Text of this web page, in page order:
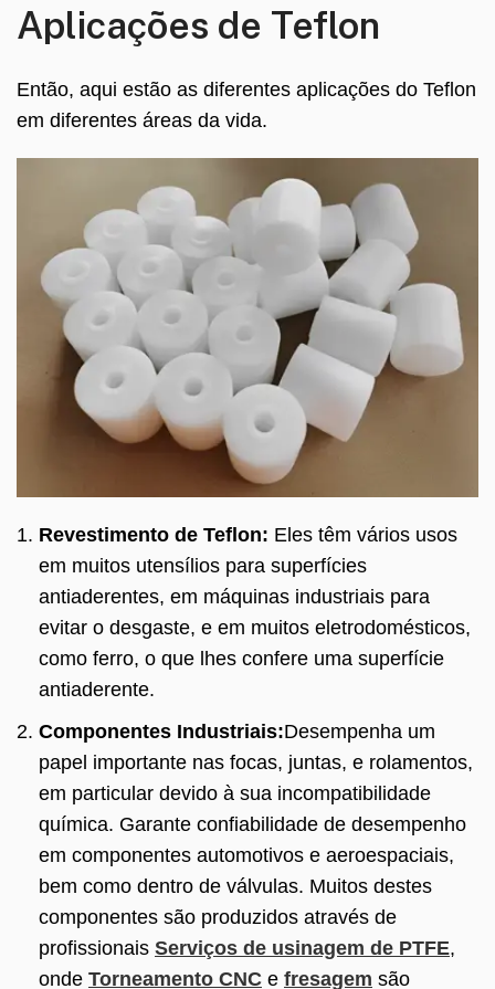
Aplicações de Teflon
Então, aqui estão as diferentes aplicações do Teflon
em diferentes áreas da vida.
Revestimento de Teflon: Eles têm vários usos
em muitos utensílios para superfícies
antiaderentes, em máquinas industriais para
evitar o desgaste, e em muitos eletrodomésticos,
como ferro, o que lhes confere uma superfície
antiaderente.
Componentes Industriais:Desempenha um
papel importante nas focas, juntas, e rolamentos,
em particular devido à sua incompatibilidade
química. Garante confiabilidade de desempenho
em componentes automotivos e aeroespaciais,
bem como dentro de válvulas. Muitos destes
componentes são produzidos através de
profissionais Serviços de usinagem de PTFE,
onde Torneamento CNC e fresagem são